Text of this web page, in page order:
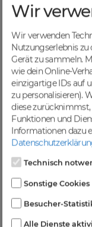
du
Wir
Wir verwenden
Nutzungserlebnis
Gerät zu sammeln.
wie dein Online-
einzigartige IDs auf
zu personalisieren).
diese
Funktionen und
Informationen dazu
Technisch
Sonstige Cookies
Besucher-
Alle Dienste